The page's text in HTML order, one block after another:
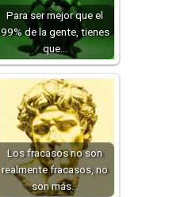
Para ser mejor que el
99% de la gente, tienes
que…
Los fracasos no son
realmente fracasos, no
son más…